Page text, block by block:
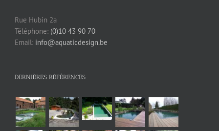
Rue Hubin 2a
Téléphone: (0)10 43 90 70
Email: info@aquaticdesign.be
DERNIÈRES RÉFÉRENCES